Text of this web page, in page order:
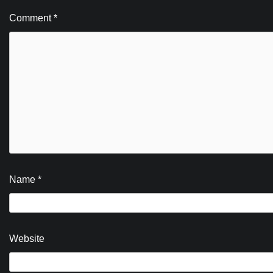
Comment*
Name *
Website